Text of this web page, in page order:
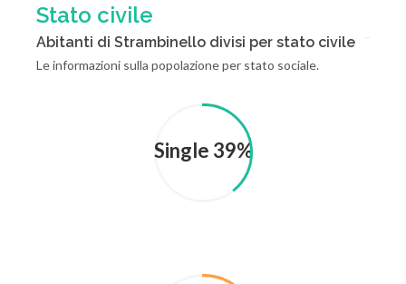
Stato civile
Abitanti di Strambinello divisi per stato civile
Le informazioni sulla popolazione per stato sociale.
Single 39%